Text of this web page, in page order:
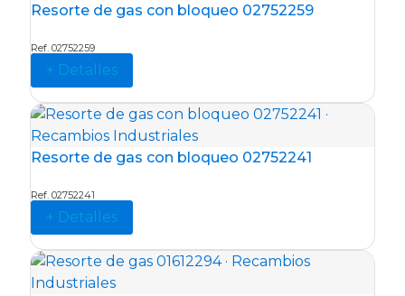
Resorte de gas con bloqueo 02752259
+ Detalles
Ref. 02752259
Resorte de gas con bloqueo 02752241
+ Detalles
Ref. 02752241